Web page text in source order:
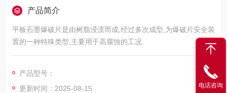
产品简介
平板石墨爆破片是由树脂浸渍而成,经过多次成型,为爆破片安全装
置的一种特殊类型,主要用于高腐蚀的工况.
产品型号：
更新时间：2025-08-15
电话咨询